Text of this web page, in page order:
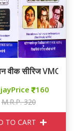
YEAR
वीक सीरिज VMOU
160
M.R.P. 320
TO CART